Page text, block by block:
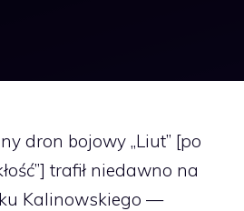
dron bojowy „Liut” [po
trafił niedawno na
Kalinowskiego —